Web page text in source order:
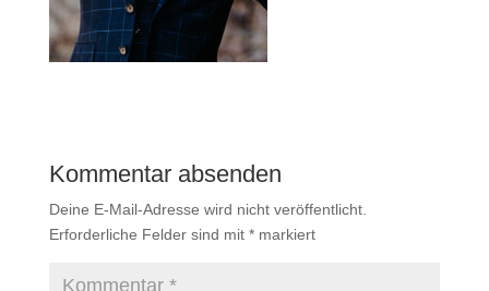
Kommentar absenden
Deine E-Mail-Adresse wird nicht veröffentlicht.
Erforderliche Felder sind mit *markiert